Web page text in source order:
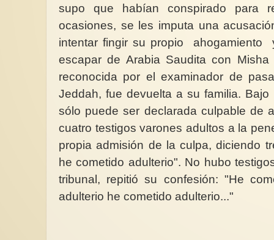
supo que habían conspirado para
ocasiones, se les imputa una
intentar fingir su propio ahogamiento
escapar de Arabia Saudita con
reconocida por el examinador de
Jeddah, fue devuelta a su familia.
sólo puede ser declarada culpable de
cuatro testigos varones adultos a la
propia admisión de la culpa, diciendo
he cometido adulterio". No hubo
tribunal, repitió su confesión: "He
adulterio he cometido adulterio..."